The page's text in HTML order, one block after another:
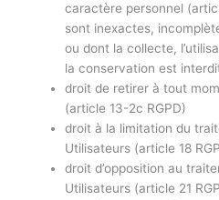
caractère personnel
sont inexactes,
ou dont la collecte,
la conservation est
droit de retirer à tout
(article 13-2c RGPD)
droit à la limitation du
Utilisateurs (article 18
droit d’opposition au
Utilisateurs (article 21